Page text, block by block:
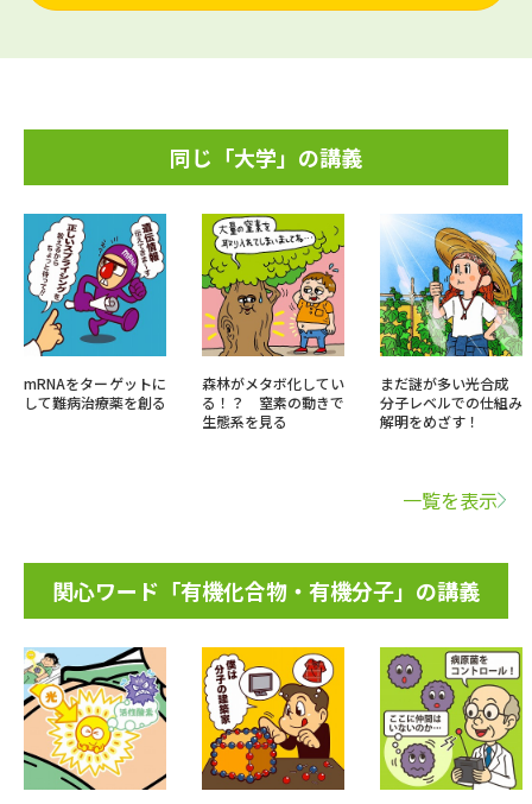
同じ「大学」の講義
mRNAをターゲットに
して難病治療薬を創る
森林がメタボ化してい
る！？ 窒素の動きで
生態系を見る
まだ謎が多い光合成
分子レベルでの仕組み
解明をめざす！
一覧を表示
関心ワード「有機化合物・有機分子」の講義